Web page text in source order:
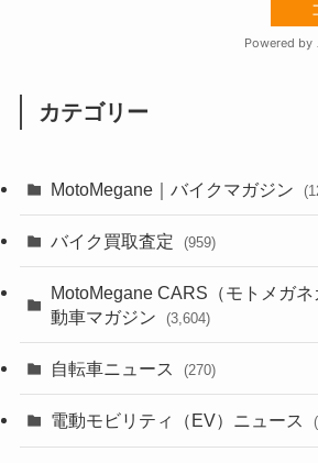
カテゴリー
MotoMegane｜バイクマガジン
(44)
(638)
(118) (252)
(306)
(6,955)
バイク買取査定 (959)
MotoMegane CARS（モトメガネ
動車マガジン
(3,604)
(185)
自転車ニュース (270)
(54)
電動モビリティ（EV）ニュース